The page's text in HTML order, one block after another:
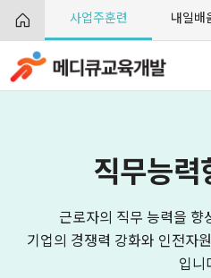
사업주훈련 내일배
직무능
근로자의 직무 능력을 향
기업의 경쟁력 강화와 인전자
입니